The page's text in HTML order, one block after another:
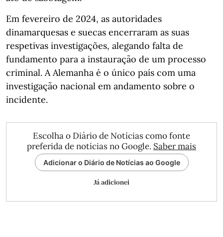
Em fevereiro de 2024, as autoridades
dinamarquesas e suecas encerraram as suas
respetivas investigações, alegando falta de
fundamento para a instauração de um processo
criminal. A Alemanha é o único país com uma
investigação nacional em andamento sobre o
incidente.
Escolha o Diário de Notícias como fonte
preferida de notícias no Google. Saber mais
Adicionar o Diário de Notícias ao Google
Já adicionei